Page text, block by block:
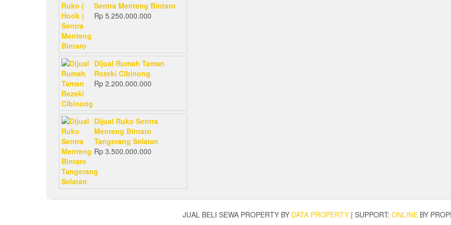
Sentra Menteng Bintaro
Rp 5.250.000.000
Dijual Rumah Taman
Rezeki Cibinong
Rp 2.200.000.000
Dijual Ruko Sentra
Menteng Bintaro
Tangerang Selatan
Rp 3.500.000.000
JUAL BELI SEWA PROPERTY BY DATA PROPERTY | SUPPORT: ONLINEBY